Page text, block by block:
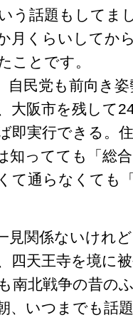
う話題もしてま
月くらいしてか
ことです。
自民党も前向き
大阪市を残して
即実行できる。
知ってても「総
て通らなくても
見関係ないけれ
四天王寺を境に
南北戦争の昔の
、いつまでも話